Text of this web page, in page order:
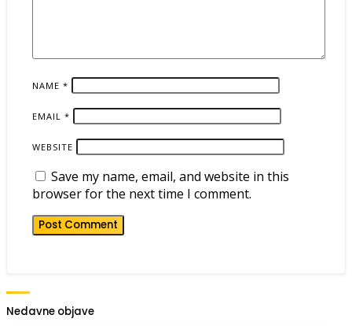
NAME *
EMAIL *
WEBSITE
Save my name, email, and website in this
browser for the next time I comment.
Nedavne objave